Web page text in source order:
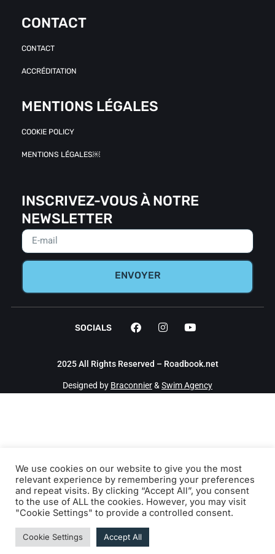
CONTACT
CONTACT
ACCRÉDITATION
MENTIONS LÉGALES
COOKIE POLICY
MENTIONS LÉGALES￼
INSCRIVEZ-VOUS À NOTRE
NEWSLETTER
ENVOYER
2025 All Rights Reserved – Roadbook.net
Designed by Braconnier& Swim Agency
SOCIALS
We use cookies on our website to give you the most
relevant experience by remembering your preferences
and repeat visits. By clicking “Accept All”, you consent
to the use of ALL the cookies. However, you may visit
"Cookie Settings" to provide a controlled consent.
Cookie Settings Accept All